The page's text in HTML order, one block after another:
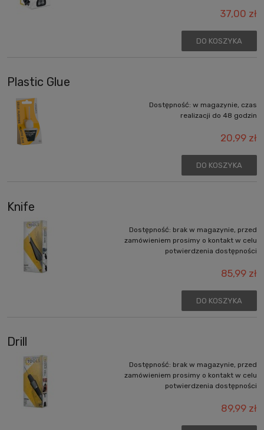
37,00 zł
DO KOSZYKA
Plastic Glue
Dostępność: w magazynie, czas
realizacji do 48 godzin
20,99 zł
DO KOSZYKA
Knife
Dostępność: brak w magazynie, przed
zamówieniem prosimy o kontakt w celu
potwierdzenia dostępności
85,99 zł
DO KOSZYKA
Drill
Dostępność: brak w magazynie, przed
zamówieniem prosimy o kontakt w celu
potwierdzenia dostępności
89,99 zł